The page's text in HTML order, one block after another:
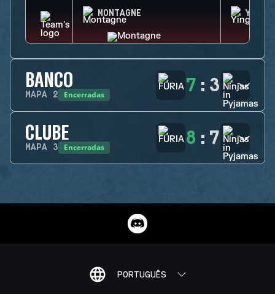
MONTAGNE YING
BANCO
MAPA 2 Encerradas 7 : 3
CLUBE
MAPA 3 Encerradas 8 : 7
PORTUGUÊS